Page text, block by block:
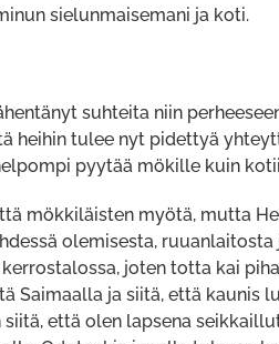
sielunmaisemani ja koti.
suhteita niin
heihin tulee nyt pidettyä
pyytää mökille kuin
mökkiläisten myötä, mutta
olemisesta, ruuanlaitosta
joten totta kai
Saimaalla ja siitä, että kaunis
että olen lapsena